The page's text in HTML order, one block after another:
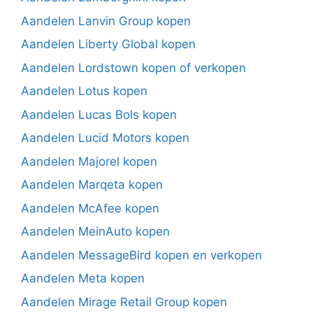
Aandelen Lanvin Group kopen
Aandelen Liberty Global kopen
Aandelen Lordstown kopen of verkopen
Aandelen Lotus kopen
Aandelen Lucas Bols kopen
Aandelen Lucid Motors kopen
Aandelen Majorel kopen
Aandelen Marqeta kopen
Aandelen McAfee kopen
Aandelen MeinAuto kopen
Aandelen MessageBird kopen en verkopen
Aandelen Meta kopen
Aandelen Mirage Retail Group kopen